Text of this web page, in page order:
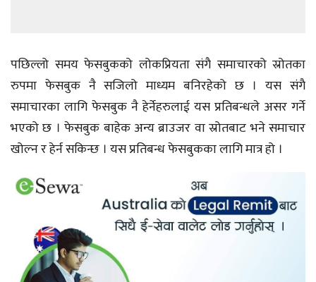
पछिल्लो समय फेसबुकको लोकप्रियता संगै समाचारको स्रोतका
रुपमा फेसबुक नै सजिलो माध्यम बनिरहेको छ । यस संगै
समाचारका लागि फेसबुक नै हेर्नेहरुलाई यस प्रतिबन्धले असर गर्ने
भएको छ । फेसबुक बाहेक अन्य ब्राउजर वा स्रोतबाट भने समाचार
खोल्न र हेर्न सकिन्छ । यस प्रतिबन्ध फेसबुकका लागि मात्र हो ।